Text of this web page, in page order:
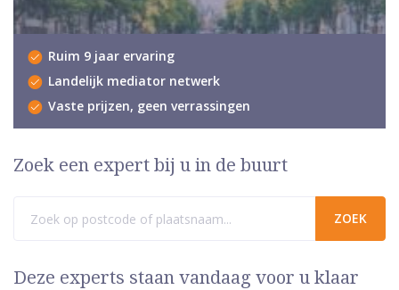
Ruim 9 jaar ervaring
Landelijk mediator netwerk
Vaste prijzen, geen verrassingen
Zoek een expert bij u in de buurt
Deze experts staan vandaag voor u klaar